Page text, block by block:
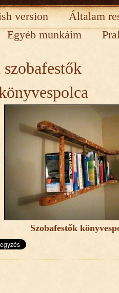
version
Általam
Egyéb munkáim
szobafestők
Szobafestők